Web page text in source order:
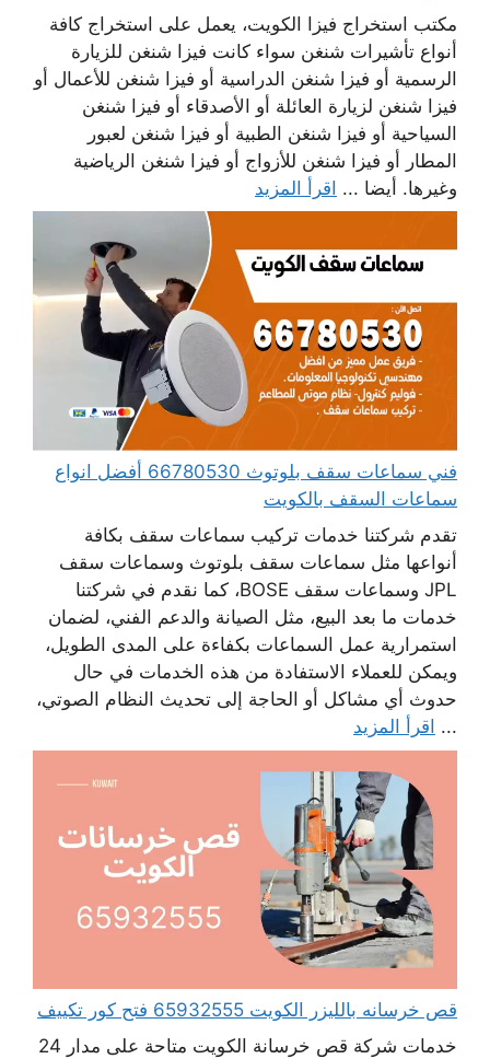
مكتب استخراج فيزا الكويت، يعمل على استخراج كافة
أنواع تأشيرات شنغن سواء كانت فيزا شنغن للزيارة
الرسمية أو فيزا شنغن الدراسية أو فيزا شنغن للأعمال أو
فيزا شنغن لزيارة العائلة أو الأصدقاء أو فيزا شنغن
السياحية أو فيزا شنغن الطبية أو فيزا شنغن لعبور
المطار أو فيزا شنغن للأزواج أو فيزا شنغن الرياضية
وغيرها. أيضا ... اقرأ المزيد
فني سماعات سقف بلوتوث 66780530 أفضل انواع
سماعات السقف بالكويت
تقدم شركتنا خدمات تركيب سماعات سقف بكافة
أنواعها مثل سماعات سقف بلوتوث وسماعات سقف
JPL وسماعات سقف BOSE، كما نقدم في شركتنا
خدمات ما بعد البيع، مثل الصيانة والدعم الفني، لضمان
استمرارية عمل السماعات بكفاءة على المدى الطويل،
ويمكن للعملاء الاستفادة من هذه الخدمات في حال
حدوث أي مشاكل أو الحاجة إلى تحديث النظام الصوتي،
... اقرأ المزيد
قص خرسانه بالليزر الكويت 65932555 فتح كور تكييف
خدمات شركة قص خرسانة الكويت متاحة على مدار 24